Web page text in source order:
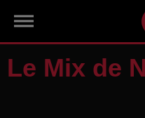
Le Mix de